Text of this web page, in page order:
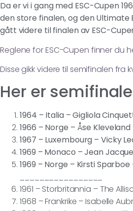
Da er vi i gang med ESC-Cupen
den store finalen, og den Ultimate
gått videre til finalen av ESC-
Reglene for ESC-Cupen finner du
Disse gikk videre til semifinalen fra
Her er
1964 – Italia – Gigliola
1966 – Norge – Åse
1967 – Luxembourg – Vicky
1969 – Monaco – Jean
1969 – Norge – Kirsti Sparboe
1961 – Storbritannia – The
1968 – Frankrike – Isabelle